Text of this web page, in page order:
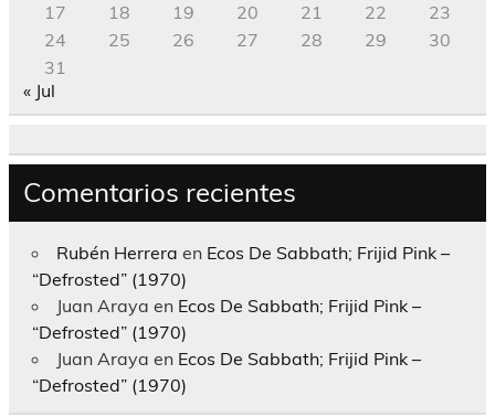
17
18 19 20 21 22
23
24
25 26 27 28 29
30
31
« Jul
Comentarios recientes
Rubén Herrera en Ecos De Sabbath; Frijid Pink –
“Defrosted” (1970)
Juan Araya en Ecos De Sabbath; Frijid Pink –
“Defrosted” (1970)
Juan Araya en Ecos De Sabbath; Frijid Pink –
“Defrosted” (1970)